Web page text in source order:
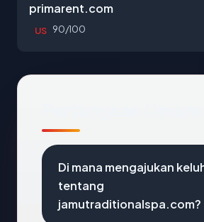
primarent.com
US 90/100
Di mana mengajukan
tentang
jamutraditionalspa.com?